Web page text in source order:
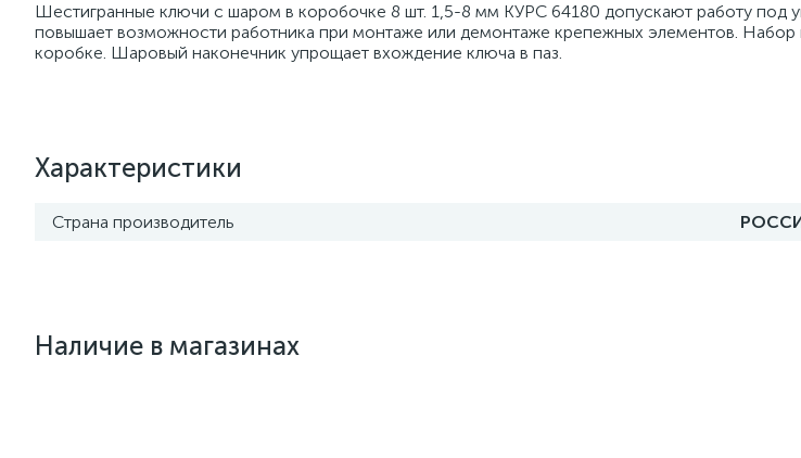
Шестигранные ключи с шаром в коробочке 8 шт. 1,5-8 мм КУРС 64180 допускают работу под
повышает возможности работника при монтаже или демонтаже крепежных элементов. Набор
коробке. Шаровый наконечник упрощает вхождение ключа в паз.
Характеристики
Страна производитель
Наличие в магазинах